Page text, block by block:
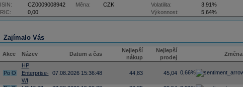
RIC: 0,00
ISIN: CZ0009008942 Měna: CZK Volatilita:
3,91%
Výkonnost:
5,64%
Zajímalo Vás
Akce Název Datum a čas
Nejlepší
nákup
Nejlepší
prodej
Změna
Po O
HP
Enterprise-
WI
07.08.2026 15:36:48 44,83 45,04 0,66%